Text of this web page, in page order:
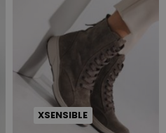
XSENSIBLE